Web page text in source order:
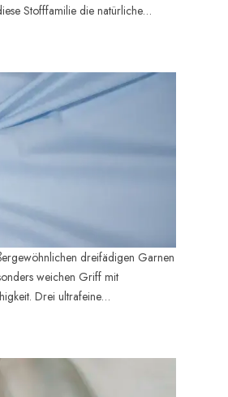
Stofffamilie die natürliche
weichen Griff mit
Drei ultrafeine